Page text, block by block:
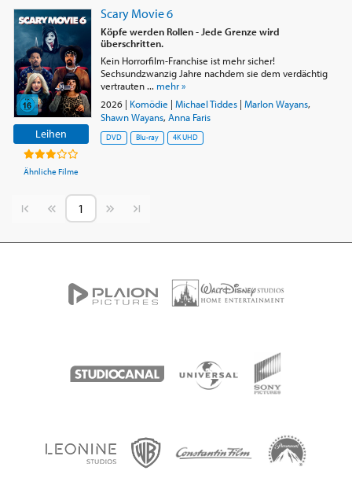
Leihen
Ähnliche Filme
Scary Movie 6
Köpfe werden Rollen - Jede Grenze wird
überschritten.
Kein Horrorfilm-Franchise ist mehr sicher!
Sechsundzwanzig Jahre nachdem sie dem verdächtig
vertrauten ... mehr »
2026| Komödie | Michael Tiddes| Marlon Wayans,
Shawn Wayans, Anna Faris
DVD Blu-ray 4K UHD
Vorherige SeiteNächste Seite